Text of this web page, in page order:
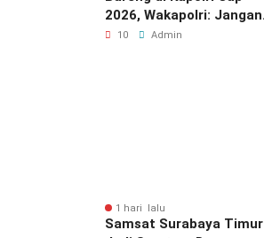
2026, Wakapolri: Jangan
Cuma Jadi Penonton,
10 Admin
1 hari lalu
Samsat Surabaya Timur